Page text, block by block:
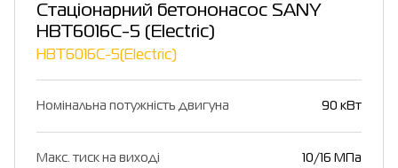
Стаціонарний бетононасос SANY
HBT6016C-5 (Electric)
HBT6016C-5(Electric)
Номінальна потужність двигуна 90 кВт
Макс. тиск на виході 10/16 МПа